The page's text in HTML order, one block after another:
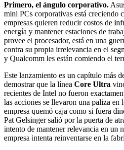
Primero, el ángulo corporativo.
mini PCs corporativas está creciendo
empresas quieren reducir costos de
energía y mantener estaciones de
provee el procesador, está en una
contra su propia irrelevancia en el
y Qualcomm les están comiendo el
Este lanzamiento es un capítulo más
demostrar que la línea Core Ultra
recientes de Intel no fueron
las acciones se llevaron una paliza en
empresa quemó caja como si fuera
Pat Gelsinger salió por la puerta de
intento de mantener relevancia en un
empresa intenta reinventarse en la